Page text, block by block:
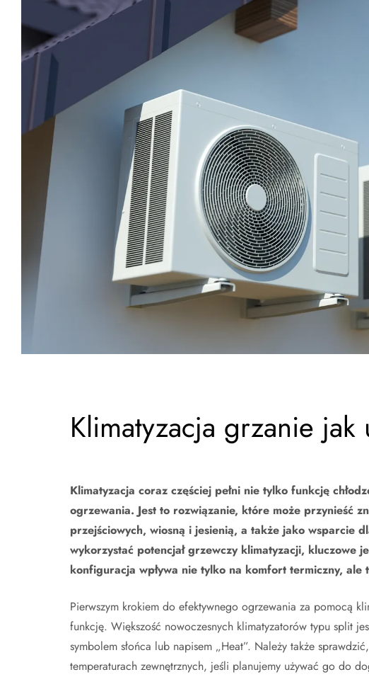
Klimatyzacja grzanie jak
Klimatyzacja coraz częściej pełni nie tylko funkcję
ogrzewania. Jest to rozwiązanie, które może przynieść
przejściowych, wiosną i jesienią, a także jako wsparcie
wykorzystać potencjał grzewczy klimatyzacji, kluczowe
konfiguracja wpływa nie tylko na komfort termiczny,
Pierwszym krokiem do efektywnego ogrzewania za pomocą
funkcję. Większość nowoczesnych klimatyzatorów typu split
symbolem słońca lub napisem „Heat”. Należy także
temperaturach zewnętrznych, jeśli planujemy używać go do